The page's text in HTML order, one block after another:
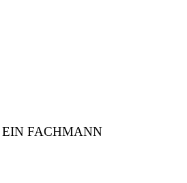
FACHMANN